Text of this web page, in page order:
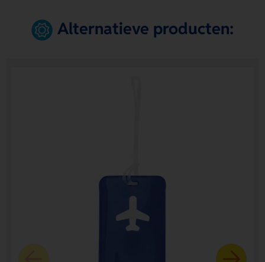
Alternatieve producten: